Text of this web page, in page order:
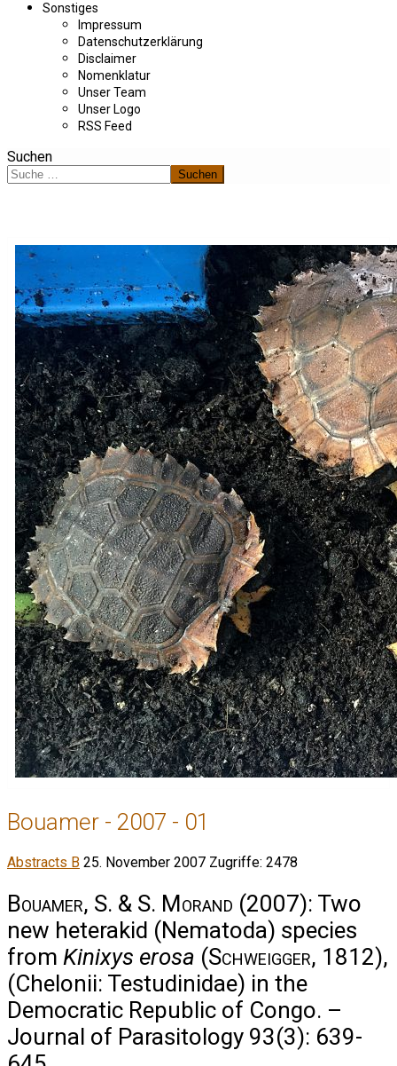
Sonstiges
Impressum
Datenschutzerklärung
Disclaimer
Nomenklatur
Unser Team
Unser Logo
RSS Feed
Suchen
Suchen
Bouamer - 2007 - 01
Abstracts B 25. November 2007 Zugriffe: 2478
Bouamer, S. & S. Morand (2007): Two
new heterakid (Nematoda) species
from Kinixys erosa (Schweigger, 1812),
(Chelonii: Testudinidae) in the
Democratic Republic of Congo. –
Journal of Parasitology 93(3): 639-